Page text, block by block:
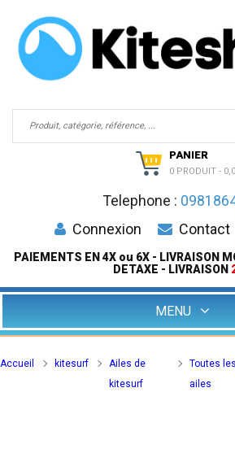
PANIER
0 PRODUIT -
Telephone :
Connexion
Contact
PAIEMENTS EN 4X ou 6X - LIVRAISON
DETAXE - LIVRAISON
MENU
Accueil kitesurf
Ailes de
kitesurf
Toutes les
ailes